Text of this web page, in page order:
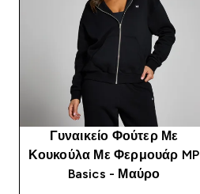
Γυναικείο Φούτερ Με
Κουκούλα Με Φερμουάρ MP
Basics - Μαύρο